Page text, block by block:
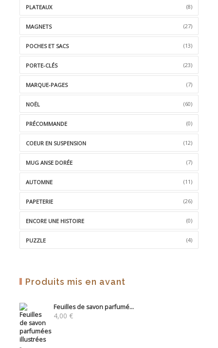
PLATEAUX (8)
MAGNETS (27)
POCHES ET SACS (13)
PORTE-CLÉS (23)
MARQUE-PAGES (7)
NOËL (60)
PRÉCOMMANDE (0)
COEUR EN SUSPENSION (12)
MUG ANSE DORÉE (7)
AUTOMNE (11)
PAPETERIE (26)
ENCORE UNE HISTOIRE (0)
PUZZLE (4)
Produits mis en avant
Feuilles de savon parfumé...
4,00 €